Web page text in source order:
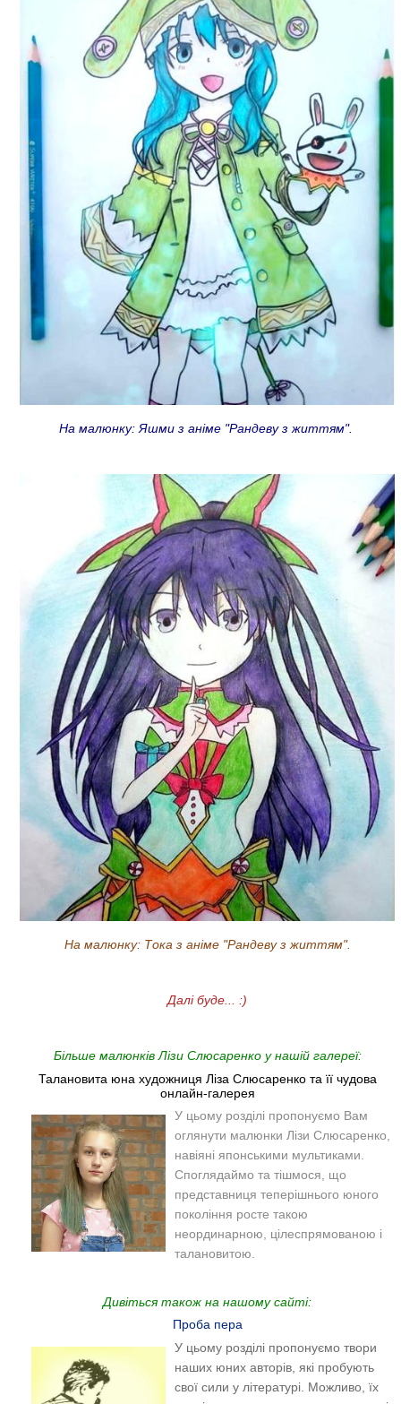
На малюнку: Яшми з аніме "Рандеву з життям".
На малюнку: Тока з аніме "Рандеву з життям".
Далі буде... :)
Більше малюнків Лізи Слюсаренко у нашій галереї:
Талановита юна художниця Ліза Слюсаренко та її чудова
онлайн-галерея
У цьому розділі пропонуємо Вам
оглянути малюнки Лізи Слюсаренко,
навіяні японськими мультиками.
Споглядаймо та тішмося, що
представниця теперішнього юного
покоління росте такою
неординарною, цілеспрямованою і
талановитою.
Дивіться також на нашому сайті:
Проба пера
У цьому розділі пропонуємо твори
наших юних авторів, які пробують
свої сили у літературі. Можливо, їх